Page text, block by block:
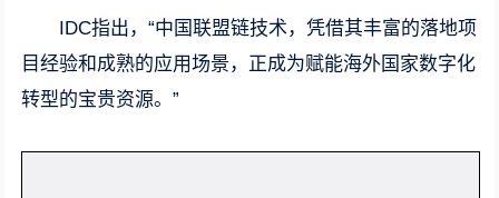
IDC指出，“中国联盟链技术，凭借其丰富的落地项
目经验和成熟的应用场景，正成为赋能海外国家数字化
转型的宝贵资源。”